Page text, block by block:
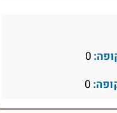
0
0